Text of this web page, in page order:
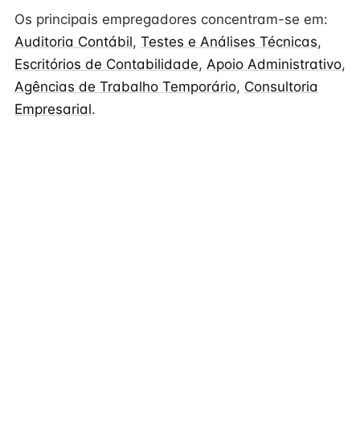
Os principais empregadores concentram-se em:
Auditoria Contábil, Testes e Análises Técnicas,
Escritórios de Contabilidade, Apoio Administrativo,
Agências de Trabalho Temporário, Consultoria
Empresarial.